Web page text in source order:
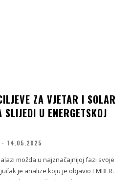
ZA VJETAR I SOLAR
U ENERGETSKOJ
- 14.05.2025
možda u najznačajnijoj fazi svoje
je analize koju je objavio EMBER.